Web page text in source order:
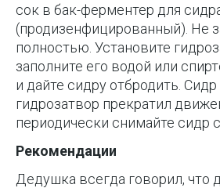
сок в бак-ферментер для
(продизенфицированный). Не
полностью. Установите
заполните его водой или
и дайте сидру отбродить. Сидр
гидрозатвор прекратил
периодически снимайте сидр
Рекомендации
Дедушка всегда говорил, что